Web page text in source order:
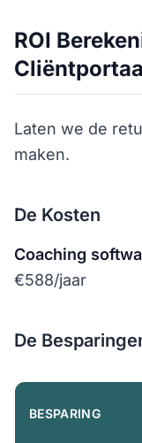
ROI
Laten we de
maken.
De Kosten
Coaching
€588/jaar
De
BESPARING